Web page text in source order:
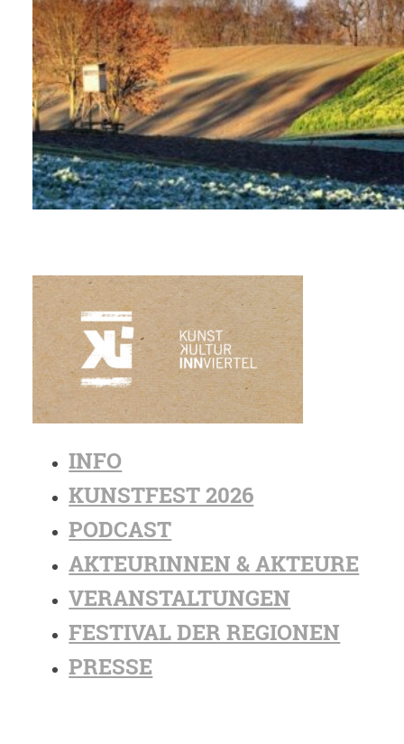
INFO
KUNSTFEST 2026
PODCAST
AKTEURINNEN & AKTEURE
VERANSTALTUNGEN
FESTIVAL DER REGIONEN
PRESSE